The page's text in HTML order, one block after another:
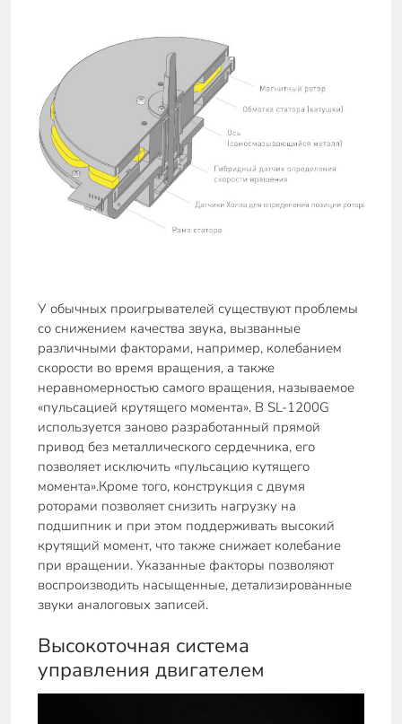
У обычных проигрывателей существуют проблемы
со снижением качества звука, вызванные
различными факторами, например, колебанием
скорости во время вращения, а также
неравномерностью самого вращения, называемое
«пульсацией крутящего момента». В SL-1200G
используется заново разработанный прямой
привод без металлического сердечника, его
позволяет исключить «пульсацию кутящего
момента».Кроме того, конструкция с двумя
роторами позволяет снизить нагрузку на
подшипник и при этом поддерживать высокий
крутящий момент, что также снижает колебание
при вращении. Указанные факторы позволяют
воспроизводить насыщенные, детализированные
звуки аналоговых записей.
Высокоточная система
управления двигателем